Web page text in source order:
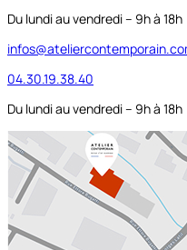
Du lundi au vendredi – 9h à 18h
04.30.19.38.40
Du lundi au vendredi – 9h à 18h